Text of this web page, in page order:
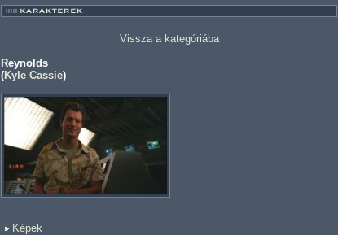
Vissza a kategóriába
Reynolds
(Kyle Cassie)
Képek